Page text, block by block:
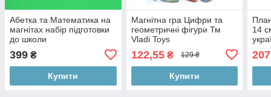
Абетка та Математика на
магнітах набір підготовки
до школи
399 ₴
Купити
Магнітна гра Цифри та
геометричні фігури Тм
Vladi Toys
122,55₴ 129 ₴
Купити
14